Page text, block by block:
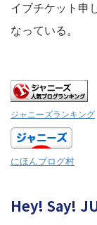
イブチケット申
なっている。
ジャニーズランキング
にほんブログ村
Hey! Say!